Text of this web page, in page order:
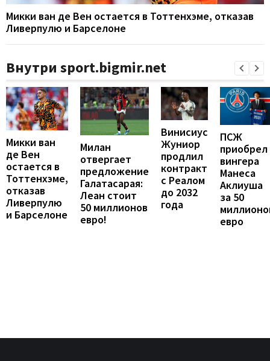
Микки ван де Вен остается в Тоттенхэме, отказав
Ливерпулю и Барселоне
Внутри sport.bigmir.net
Микки ван
де Вен
остается в
Тоттенхэме,
отказав
Ливерпулю
и Барселоне
Милан
отвергает
предложение
Галатасарая:
Леан стоит
50 миллионов
евро!
Винисиус
Жуниор
продлил
контракт
с Реалом
до 2032
года
ПСЖ
приобрел
вингера
Манеса
Аклиуша
за 50
евро